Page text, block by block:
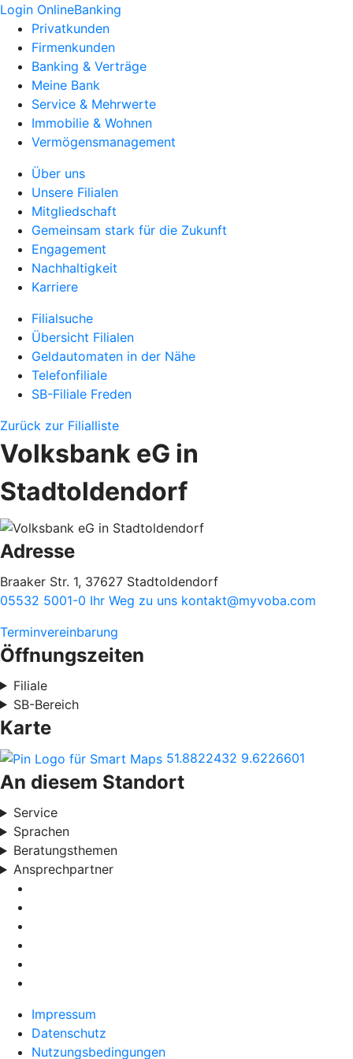
Login OnlineBanking
Privatkunden
Firmenkunden
Banking & Verträge
Meine Bank
Service & Mehrwerte
Immobilie & Wohnen
Vermögensmanagement
Über uns
Unsere Filialen
Mitgliedschaft
Gemeinsam stark für die Zukunft
Engagement
Nachhaltigkeit
Karriere
Filialsuche
Übersicht Filialen
Geldautomaten in der Nähe
Telefonfiliale
SB-Filiale Freden
Zurück zur Filialliste
Volksbank eG in
Stadtoldendorf
Adresse
Braaker Str. 1, 37627 Stadtoldendorf
05532 5001-0 Ihr Weg zu uns kontakt@myvoba.com
Terminvereinbarung
Öffnungszeiten
Filiale
SB-Bereich
Karte
51.8822432 9.6226601
An diesem Standort
Service
Sprachen
Beratungsthemen
Ansprechpartner
Impressum
Datenschutz
Nutzungsbedingungen